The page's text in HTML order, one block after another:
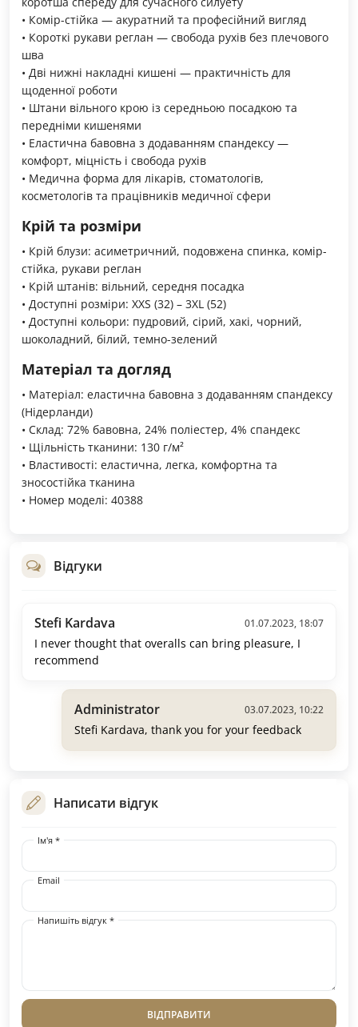
• Комір-стійка — акуратний та професійний вигляд
• Короткі рукави реглан — свобода рухів без плечового
шва
• Дві нижні накладні кишені — практичність для
щоденної роботи
• Штани вільного крою із середньою посадкою та
передніми кишенями
• Еластична бавовна з додаванням спандексу —
комфорт, міцність і свобода рухів
• Медична форма для лікарів, стоматологів,
косметологів та працівників медичної сфери
Крій та розміри
• Крій блузи: асиметричний, подовжена спинка, комір-
стійка, рукави реглан
• Крій штанів: вільний, середня посадка
• Доступні розміри: XXS (32) – 3XL (52)
• Доступні кольори: пудровий, сірий, хакі, чорний,
шоколадний, білий, темно-зелений
Матеріал та догляд
• Матеріал: еластична бавовна з додаванням спандексу
(Нідерланди)
• Склад: 72% бавовна, 24% поліестер, 4% спандекс
• Щільність тканини: 130 г/м²
• Властивості: еластична, легка, комфортна та
зносостійка тканина
• Номер моделі: 40388
Відгуки
Stefi Kardava 01.07.2023, 18:07
I never thought that overalls can bring pleasure, I
recommend
Administrator 03.07.2023, 10:22
Stefi Kardava, thank you for your feedback
Написати відгук
Ім'я *
Email
Напишіть відгук *
ВІДПРАВИТИ